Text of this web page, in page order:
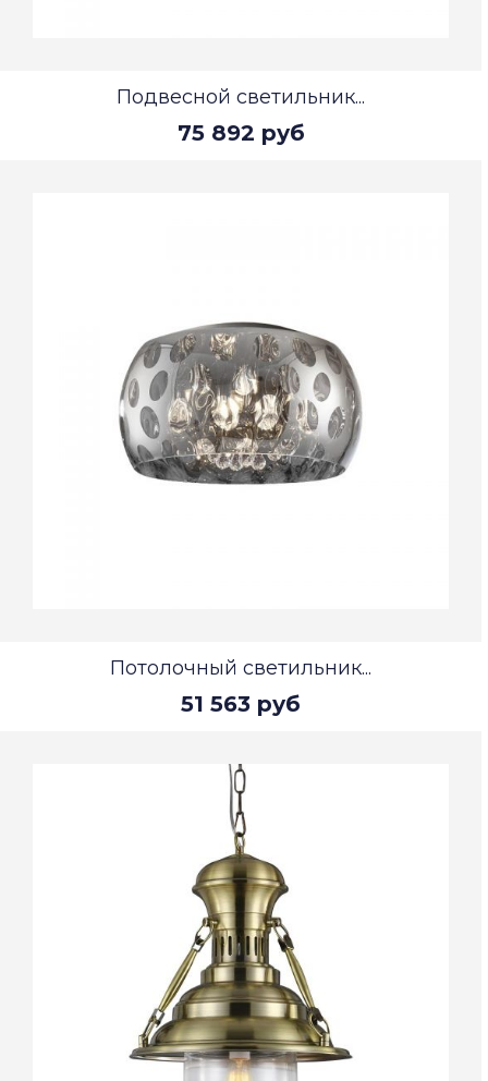
Подвесной светильник...
75 892 руб
Потолочный светильник...
51 563 руб